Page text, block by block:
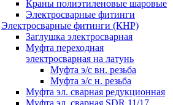
Краны полиэтиленовые шаровые
Электросварные фитинги
Электросварные фитинги (КНР)
Заглушка электросварная
Муфта переходная
электросварная на латунь
Муфта э/с вн. резьба
Муфта э/с н. резьба
Муфта эл. cварная редукционная
Муфта эл. сварная SDR 11/17